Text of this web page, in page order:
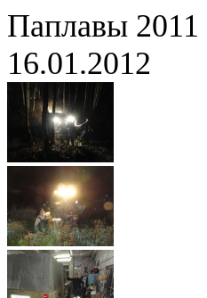
Паплавы 2011
16.01.2012